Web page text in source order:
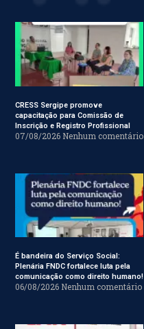
CRESS Sergipe promove
capacitação para Comissão de
Inscrição e Registro Profissional
07/08/2026 Nenhum comentário
É bandeira do Serviço Social:
Plenária FNDC fortalece luta pela
comunicação como direito humano!
06/08/2026 Nenhum comentário